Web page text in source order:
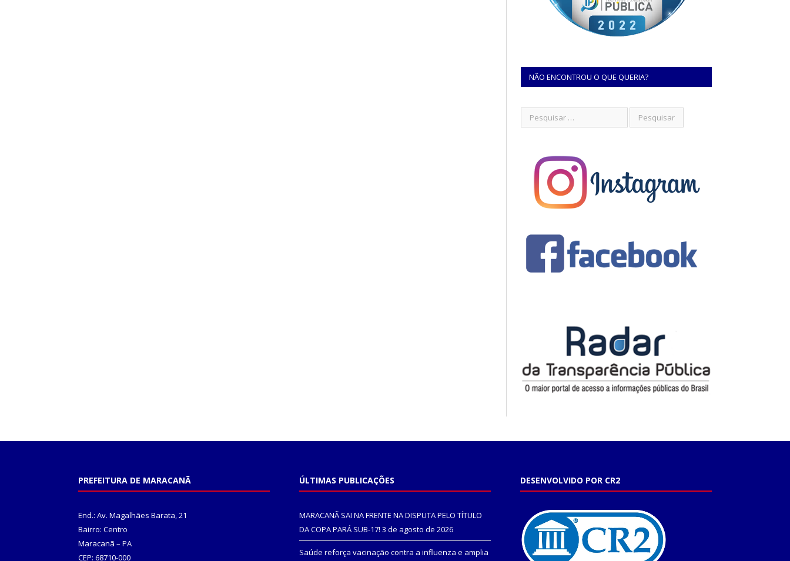
NÃO ENCONTROU O QUE QUERIA?
PREFEITURA DE MARACANÃ
End.: Av. Magalhães Barata, 21
Bairro: Centro
Maracanã – PA
CEP: 68710-000
ÚLTIMAS PUBLICAÇÕES
MARACANÃ SAI NA FRENTE NA DISPUTA PELO TÍTULO
DA COPA PARÁ SUB-17! 3 de agosto de 2026
Saúde reforça vacinação contra a influenza e amplia
DESENVOLVIDO POR CR2